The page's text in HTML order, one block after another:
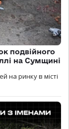
подвійного
на Сумщині
на ринку в місті